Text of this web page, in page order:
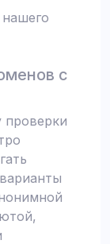
нашего
с